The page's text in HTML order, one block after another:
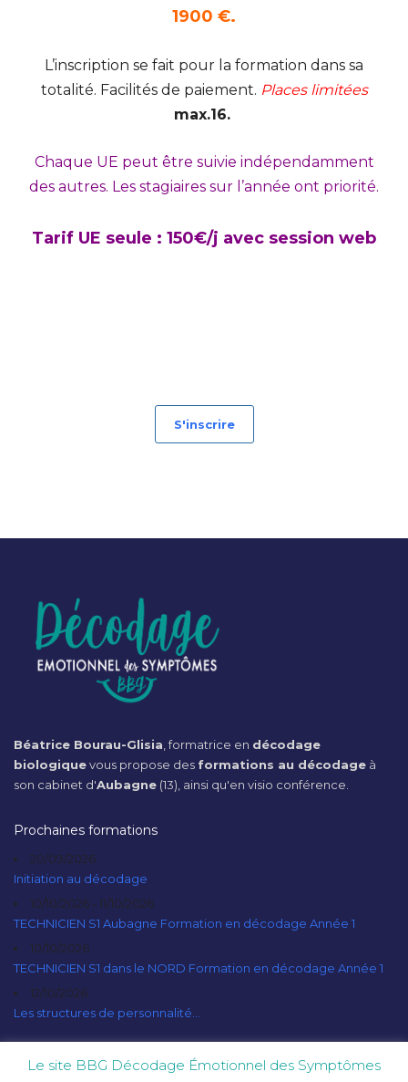
1900 €.
L’inscription se fait pour la formation dans sa
totalité. Facilités de paiement. Places limitées
max.16.
Chaque UE peut être suivie indépendamment
des autres. Les stagiaires sur l’année ont priorité.
Tarif UE seule : 150€/j avec session web
S'inscrire
Béatrice Bourau-Glisia , formatrice en décodage
biologiquevous propose des formations au décodage à
son cabinet d'Aubagne (13), ainsi qu'en visio conférence.
Prochaines formations
20/09/2026
Initiation au décodage
10/10/2026 - 11/10/2026
TECHNICIEN S1 Aubagne Formation en décodage Année 1
10/10/2026
TECHNICIEN S1 dans le NORD Formation en décodage Année 1
12/10/2026
Les structures de personnalité...
Le site BBG Décodage Émotionnel des Symptômes